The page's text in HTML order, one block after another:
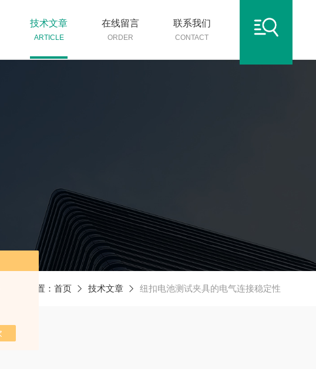
技术文章
ARTICLE
在线留言
ORDER
联系我们
CONTACT
当前位置： 首页 技术文章 纽扣电池测试夹具的电气连接稳定性